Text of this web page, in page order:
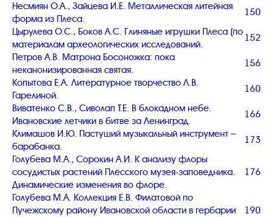
Несмиян О.А., Зайцева И.Е. Металлическая литейная
форма из Плеса.
150
Цырулева О.С., Боков А.С. Глиняные игрушки Плеса (по
материалам археологических исследований.
152
Петров А.В. Матрона Босоножка: пока
неканонизированная святая.
156
Копытова Е.А. Литературное творчество Л.В.
Гарелиной.
160
Виватенко С.В., Сиволап Т.Е. В блокадном небе.
Ивановские летчики в битве за Ленинград.
166
Климашов И.Ю. Пастуший музыкальный инструмент –
барабанка.
173
Голубева М.А., Сорокин А.И. К анализу флоры
сосудистых растений Плёсского музея-заповедника.
Динамические изменения во флоре.
176
Голубева М.А. Коллекция Е.В. Филатовой по
Пучежскому району Ивановской области в гербарии
190